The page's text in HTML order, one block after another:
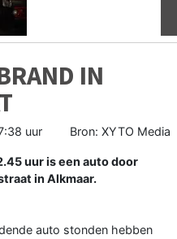
IN
uur Bron: XYTO Media
uur is een auto door
in Alkmaar.
auto stonden hebben